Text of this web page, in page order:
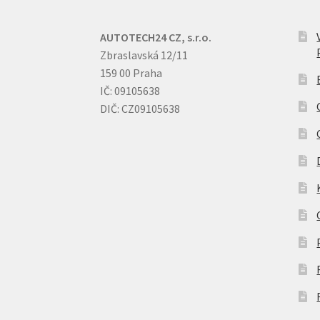
AUTOTECH24 CZ, s.r.o.
Zbraslavská 12/11
159 00 Praha
IČ: 09105638
DIČ: CZ09105638